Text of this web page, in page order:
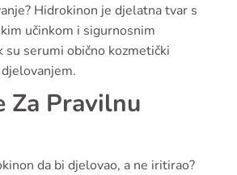
Hidrokinon je djelatna tvar s
učinkom i sigurnosnim
su serumi obično kozmetički
Za Pravilnu
da bi djelovao, a ne iritirao?